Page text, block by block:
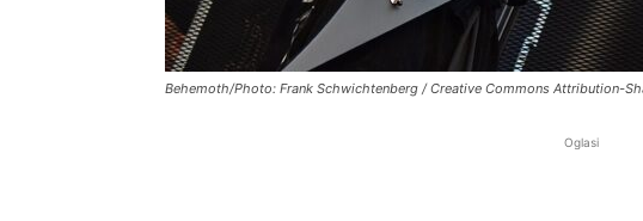
Behemoth/Photo: Frank Schwichtenberg / Creative Commons Attribution-
Oglasi